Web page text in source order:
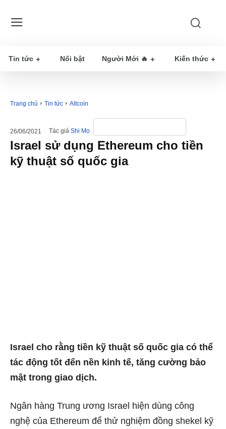
Tin tức Nổi bật Người Mới 🔥 Kiến thức
Trang chủ Tin tức Altcoin
26/06/2021 Tác giả Shi Mo
Israel sử dụng Ethereum cho tiền
kỹ thuật số quốc gia
Israel cho rằng tiền kỹ thuật số quốc gia có thể
tác động tốt đến nền kinh tế, tăng cường bảo
mật trong giao dịch.
Ngân hàng Trung ương Israel hiện dùng công
nghệ của Ethereum để thử nghiệm đồng shekel kỹ